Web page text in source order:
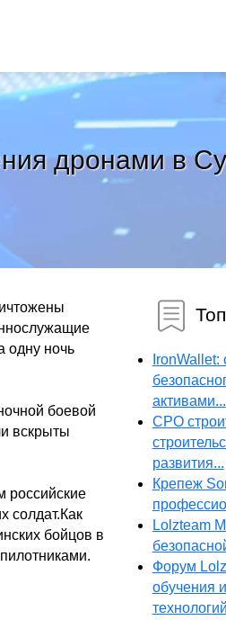
дронами в
одну ночь
боевой
вскрыты
российские
солдат.Как
бойцов в
активами...
СРО
развития...
Крепеж
Lolzteam
Форум
обучения